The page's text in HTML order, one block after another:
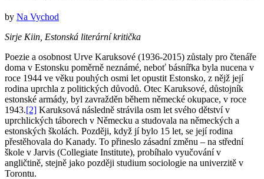
by Na Vychod
Sirje Kiin, Estonská literární kritička
Poezie a osobnost Urve Karuksové (1936-2015) zůstaly pro čtenáře
doma v Estonsku poměrně neznámé, neboť básnířka byla nucena v
roce 1944 ve věku pouhých osmi let opustit Estonsko, z nějž její
rodina uprchla z politických důvodů. Otec Karuksové, důstojník
estonské armády, byl zavražděn během německé okupace, v roce
1943.[2] Karuksová následně strávila osm let svého dětství v
uprchlických táborech v Německu a studovala na německých a
estonských školách. Později, když jí bylo 15 let, se její rodina
přestěhovala do Kanady. To přineslo zásadní změnu – na střední
škole v Jarvis (Collegiate Institute), probíhalo vyučování v
angličtině, stejně jako později studium sociologie na univerzitě v
Torontu.